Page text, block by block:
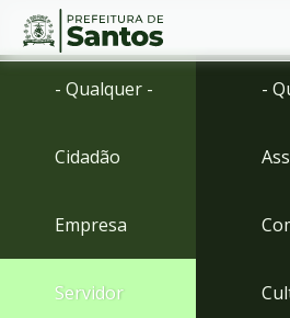
Ir
menu
Conteúdo
- Qualquer -
Cidadão
Empresa
Servidor
-